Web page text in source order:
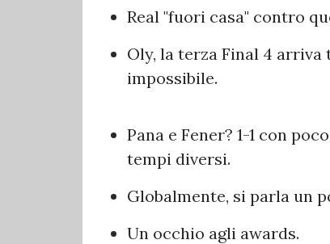
Real "fuori casa" contro
Oly, la terza Final 4
impossibile.
Pana e Fener? 1-1 con
tempi diversi.
Globalmente, si parla un
Un occhio agli awards.